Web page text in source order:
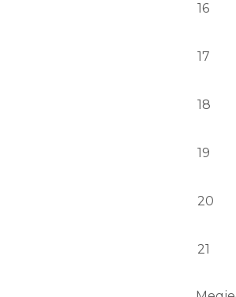
16
17
18
19
20
21